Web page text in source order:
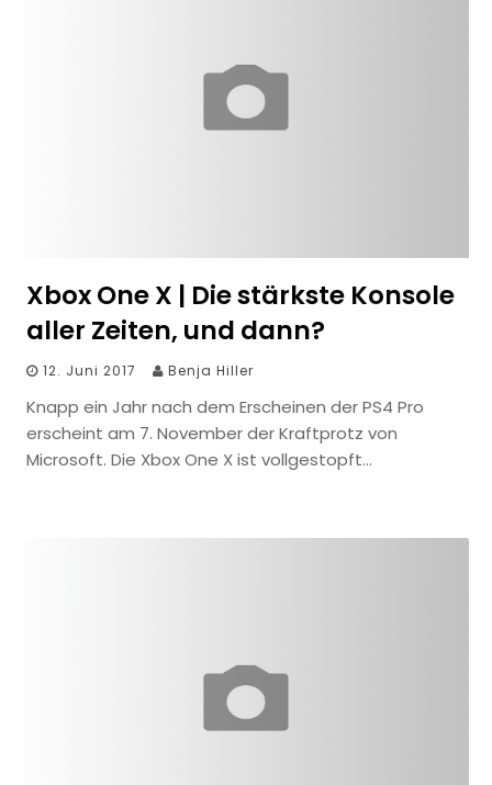
Xbox One X | Die stärkste Konsole
aller Zeiten, und dann?
12. Juni 2017 Benja Hiller
Knapp ein Jahr nach dem Erscheinen der PS4 Pro
erscheint am 7. November der Kraftprotz von
Microsoft. Die Xbox One X ist vollgestopft…